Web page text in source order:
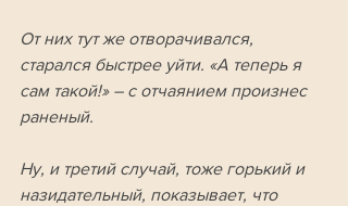
От них тут же отворачивался,
старался быстрее уйти. «А теперь я
сам такой!» – с отчаянием произнес
раненый.
Ну, и третий случай, тоже горький и
назидательный, показывает, что